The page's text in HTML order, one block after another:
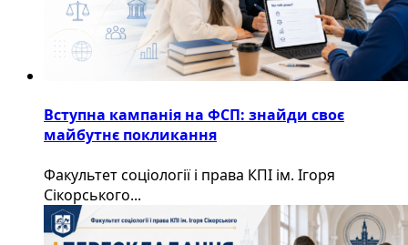
Вступна кампанія на ФСП: знайди своє
майбутнє покликання
Факультет соціології і права КПІ ім. Ігоря
Сікорського...